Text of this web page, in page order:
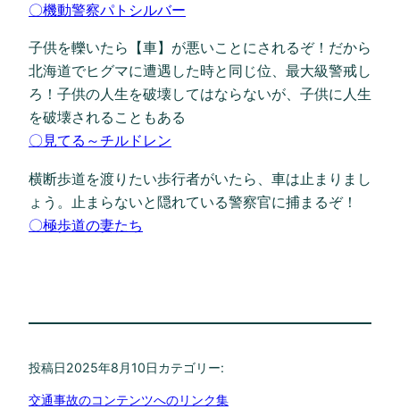
〇機動警察パトシルバー
子供を轢いたら【車】が悪いことにされるぞ！だから
北海道でヒグマに遭遇した時と同じ位、最大級警戒し
ろ！子供の人生を破壊してはならないが、子供に人生
を破壊されることもある
〇見てる～チルドレン
横断歩道を渡りたい歩行者がいたら、車は止まりまし
ょう。止まらないと隠れている警察官に捕まるぞ！
〇極歩道の妻たち
投稿日2025年8月10日カテゴリー:
交通事故のコンテンツへのリンク集